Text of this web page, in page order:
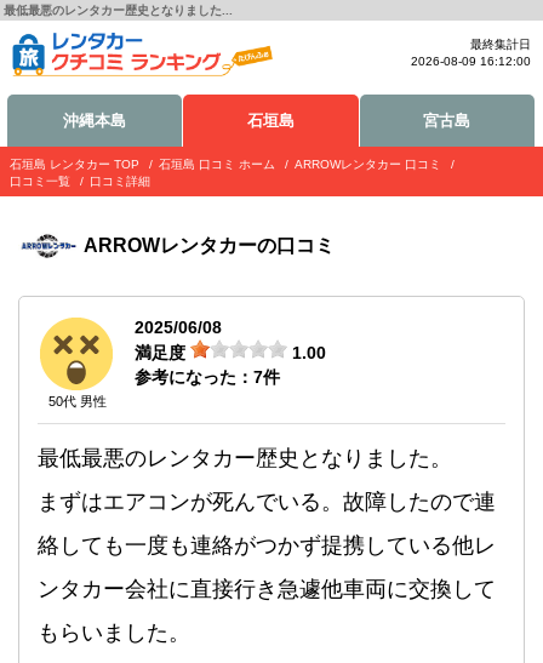
最低最悪のレンタカー歴史となりました...
最終集計日
2026-08-09 16:12:00
沖縄本島 石垣島 宮古島
石垣島 レンタカー TOP 石垣島 口コミ ホーム
ARROWレンタカー 口コミ
口コミ一覧
口コミ詳細
ARROWレンタカーの口コミ
50代 男性
2025/06/08
満足度
1.00
参考になった： 7件
最低最悪のレンタカー歴史となりました。
まずはエアコンが死んでいる。故障したので連
絡しても一度も連絡がつかず提携している他レ
ンタカー会社に直接行き急遽他車両に交換して
もらいました。